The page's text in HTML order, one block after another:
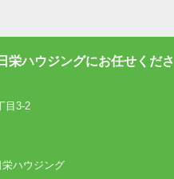
栄ハウジングにお任せくださ
目3-2
ハウジング